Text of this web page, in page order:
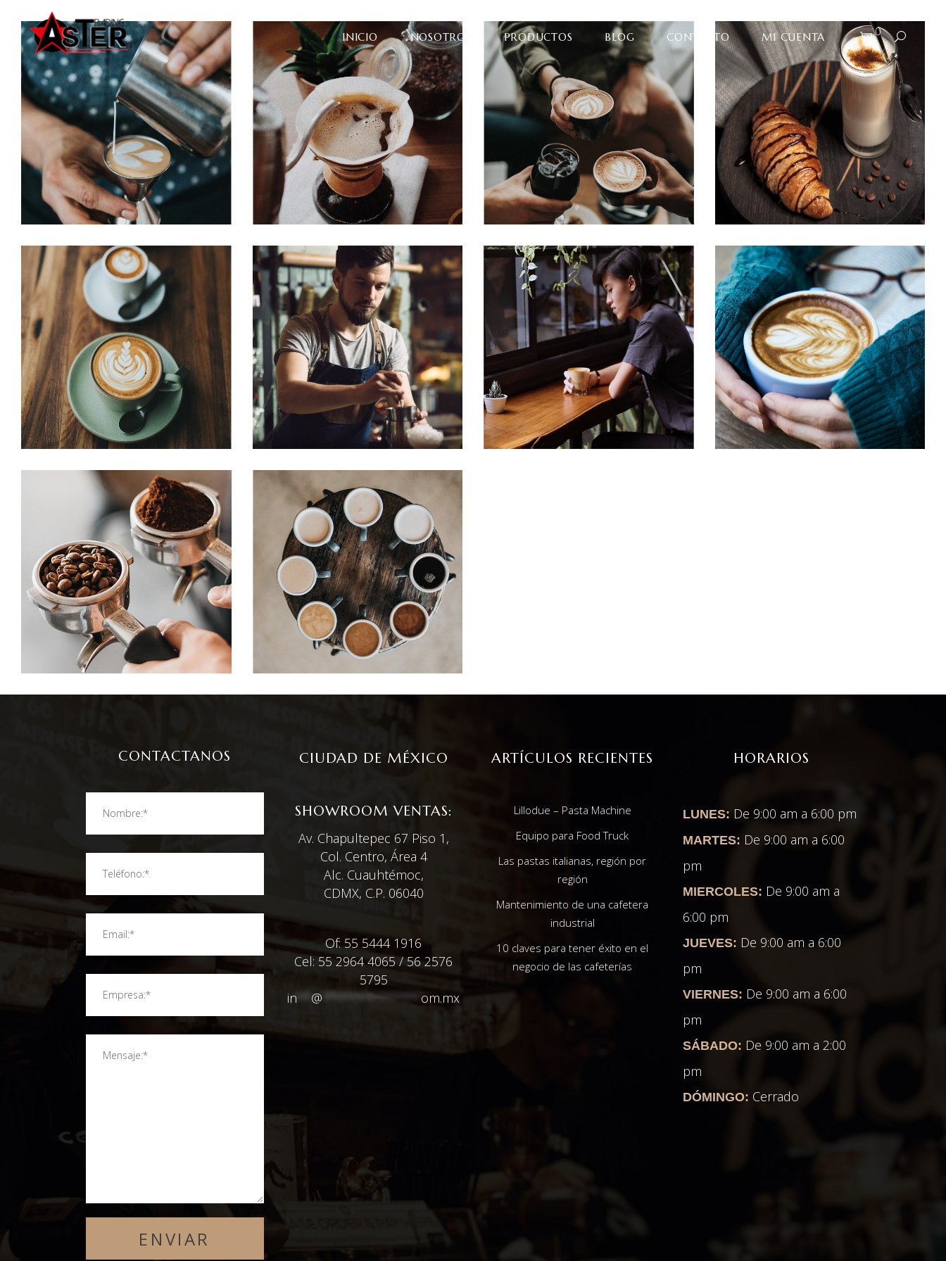
INICIO NOSOTROS PRODUCTOS BLOG CONTACTO MI CUENTA 0
PERFECT CUP
Cup of Coffee Filtered
BREWED
Cup of Coffee Filtered
COFFEE DRIPS
Cup of Coffee Filtered
BAKED BEANS
Cup of Coffee Filtered
BEST AROMAS
Cup of Coffee Filtered
CREAMS
Cup of Coffee Filtered
ENJOYMENT
Cup of Coffee Filtered
BIG MUGS
Cup of Coffee Filtered
ESSPRESSO
Aroma Filtered
MOCHA
Filtered Mornings
CONTACTANOS CIUDAD DE MÉXICO
SHOWROOM VENTAS:
Av. Chapultepec 67 Piso 1,
Col. Centro, Área 4
Alc. Cuauhtémoc,
CDMX, C.P. 06040
Of: 55 5444 1916
Cel: 55 2964 4065 / 56 2576
5795
in ** @ ************** om.mx
ARTÍCULOS RECIENTES
Lillodue – Pasta Machine
Equipo para Food Truck
Las pastas italianas, región por
región
Mantenimiento de una cafetera
industrial
10 claves para tener éxito en el
negocio de las cafeterías
HORARIOS
LUNES: De 9:00 am a 6:00 pm
MARTES: De 9:00 am a 6:00
pm
MIERCOLES: De 9:00 am a
6:00 pm
JUEVES: De 9:00 am a 6:00
pm
VIERNES: De 9:00 am a 6:00
pm
SÁBADO: De 9:00 am a 2:00
pm
DÓMINGO: Cerrado